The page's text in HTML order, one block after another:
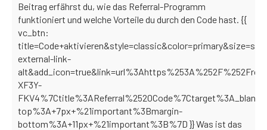
Beitrag erfährst du, wie das Referral-Programm
funktioniert und welche Vorteile du durch den Code hast. {{
vc_btn:
external-link-
XF3Y-
top%3A+7px+%21important%3Bmargin-
bottom%3A+11px+%21important%3B%7D }} Was ist das